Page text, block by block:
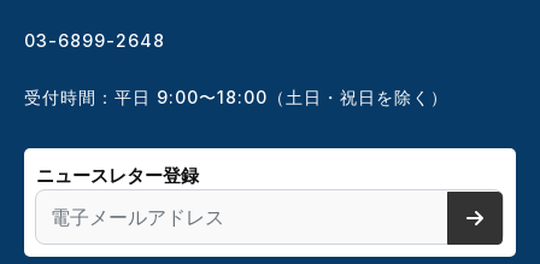
03-6899-2648
受付時間：平日 9:00〜18:00（土日・祝日を除く）
ニュースレター登録